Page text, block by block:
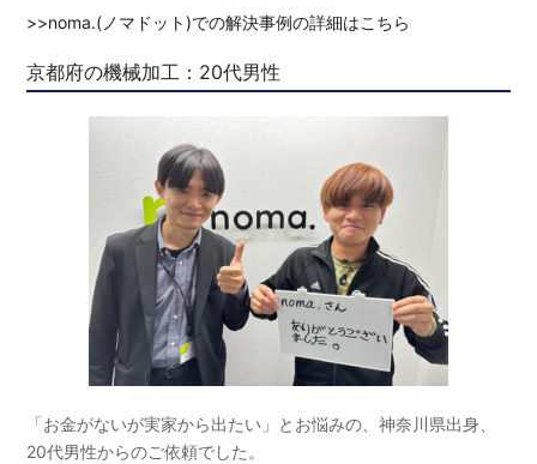
>>noma.(ノマドット)での解決事例の詳細はこちら
京都府の機械加工：20代男性
「お金がないが実家から出たい」とお悩みの、神奈川県出身、
20代男性からのご依頼でした。